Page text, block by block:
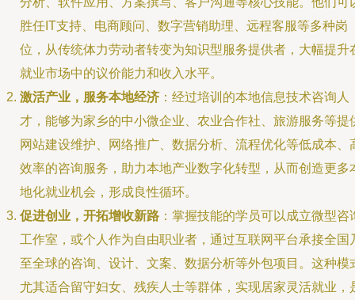
胜任IT支持、电商顾问、数字营销助理、远程客服等多种岗
位，从传统体力劳动者转变为知识型服务提供者，大幅提升
就业市场中的议价能力和收入水平。
激活产业，服务本地经济 ：经过培训的本地信息技术咨询人
才，能够为家乡的中小微企业、农业合作社、旅游服务等提
网站建设维护、网络推广、数据分析、流程优化等低成本、
效率的咨询服务，助力本地产业数字化转型，从而创造更多
地化就业机会，形成良性循环。
促进创业，开拓增收新路 ：掌握技能的学员可以成立微型咨
工作室，或个人作为自由职业者，通过互联网平台承接全国
至全球的咨询、设计、文案、数据分析等外包项目。这种模
尤其适合留守妇女、残疾人士等群体，实现居家灵活就业，